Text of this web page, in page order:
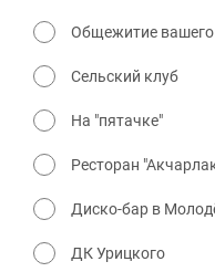
Общежитие вашего
Сельский клуб
На "пятачке"
Ресторан
Диско-бар в
ДК Урицкого